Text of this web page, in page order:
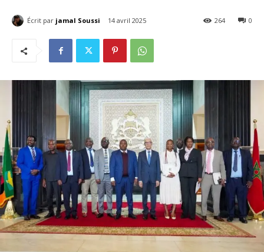
Écrit par jamal Soussi 14 avril 2025 0
264